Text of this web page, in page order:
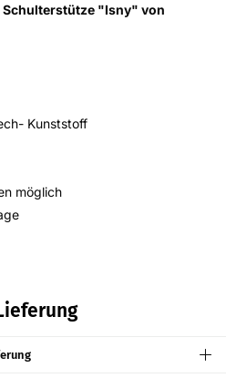
Schulterstütze "Isny" von
Kunststoff
möglich